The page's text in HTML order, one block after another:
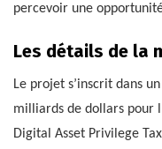
percevoir une
Les détails de la
Le projet s’inscrit dans
milliards de dollars pour
Digital Asset Privilege